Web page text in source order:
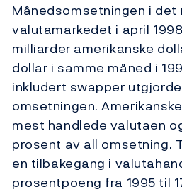
Månedsomsetningen i det
valutamarkedet i april
milliarder amerikanske
dollar i samme måned i
inkludert swapper
omsetningen.
mest handlede valutaen
prosent av all omsetning.
en tilbakegang i
prosentpoeng fra 1995 til